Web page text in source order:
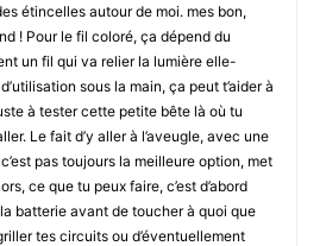
étincelles autour de moi. mes bon,
! Pour le fil coloré, ça dépend du
un fil qui va relier la lumière elle-
sous la main, ça peut t’aider à
à tester cette petite bête là où tu
Le fait d’y aller à l’aveugle, avec une
pas toujours la meilleure option, met
ce que tu peux faire, c’est d’abord
batterie avant de toucher à quoi que
tes circuits ou d’éventuellement